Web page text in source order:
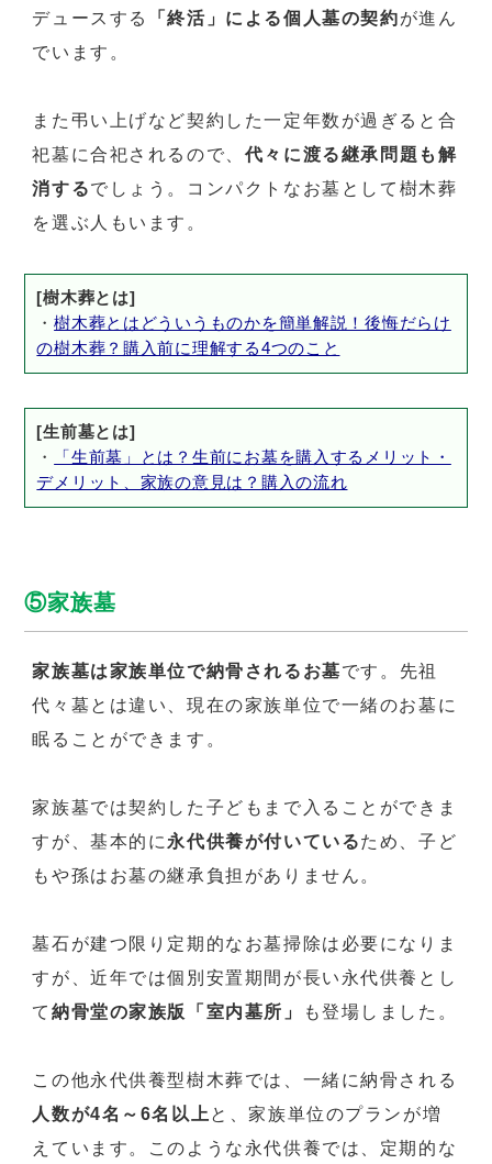
デュースする 「終活」による個人墓の契約が進ん
でいます。
また弔い上げなど契約した一定年数が過ぎると合
祀墓に合祀されるので、 代々に渡る継承問題も解
消するでしょう。コンパクトなお墓として樹木葬
を選ぶ人もいます。
[樹木葬とは]
・樹木葬とはどういうものかを簡単解説！後悔だらけ
の樹木葬？購入前に理解する4つのこと
[生前墓とは]
・
「生前墓」とは？生前にお墓を購入するメリット・
デメリット、家族の意見は？購入の流れ
⑤家族墓
家族墓は家族単位で納骨されるお墓です。先祖
代々墓とは違い、現在の家族単位で一緒のお墓に
眠ることができます。
家族墓では契約した子どもまで入ることができま
すが、基本的に 永代供養が付いているため、子ど
もや孫はお墓の継承負担がありません。
墓石が建つ限り定期的なお墓掃除は必要になりま
すが、近年では個別安置期間が長い永代供養とし
て 納骨堂の家族版「室内墓所」 も登場しました。
この他永代供養型樹木葬では、一緒に納骨される
人数が4名～6名以上 と、家族単位のプランが増
えています。このような永代供養では、定期的な